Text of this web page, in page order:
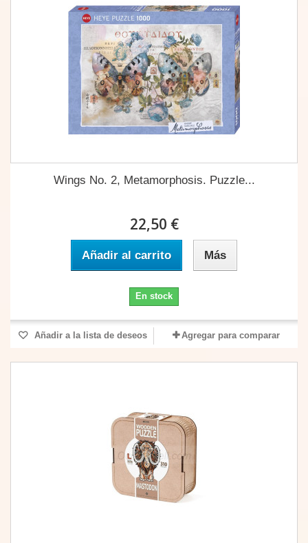
Wings No. 2, Metamorphosis. Puzzle...
22,50 €
Añadir al carrito Más
En stock
Añadir a la lista de deseos Agregar para comparar